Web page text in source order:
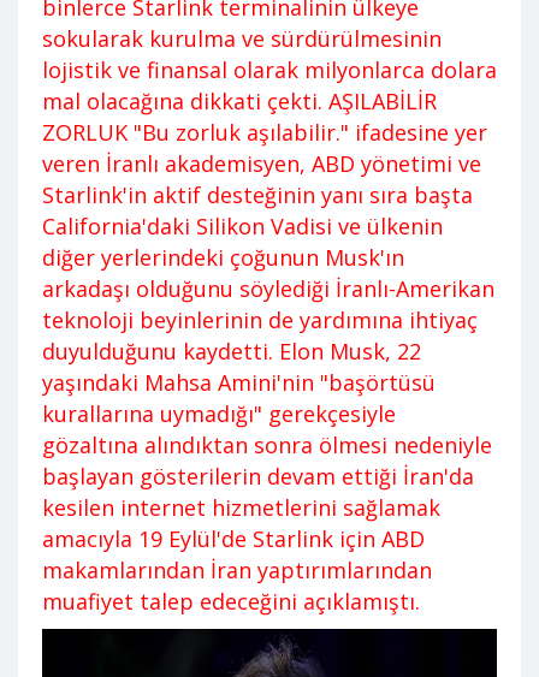
binlerce Starlink terminalinin ülkeye
sokularak kurulma ve sürdürülmesinin
lojistik ve finansal olarak milyonlarca dolara
mal olacağına dikkati çekti. AŞILABİLİR
ZORLUK "Bu zorluk aşılabilir." ifadesine yer
veren İranlı akademisyen, ABD yönetimi ve
Starlink'in aktif desteğinin yanı sıra başta
California'daki Silikon Vadisi ve ülkenin
diğer yerlerindeki çoğunun Musk'ın
arkadaşı olduğunu söylediği İranlı-Amerikan
teknoloji beyinlerinin de yardımına ihtiyaç
duyulduğunu kaydetti. Elon Musk, 22
yaşındaki Mahsa Amini'nin "başörtüsü
kurallarına uymadığı" gerekçesiyle
gözaltına alındıktan sonra ölmesi nedeniyle
başlayan gösterilerin devam ettiği İran'da
kesilen internet hizmetlerini sağlamak
amacıyla 19 Eylül'de Starlink için ABD
makamlarından İran yaptırımlarından
muafiyet talep edeceğini açıklamıştı.